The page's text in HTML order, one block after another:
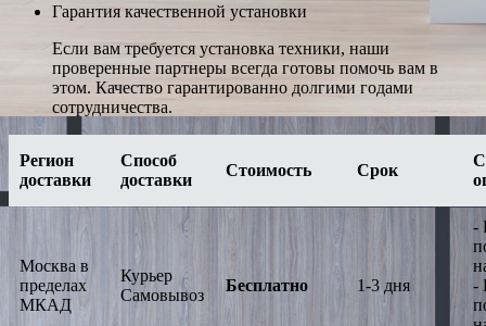
Гарантия качественной установки
Если вам требуется установка техники, наши
проверенные партнеры всегда готовы помочь вам в
этом. Качество гарантированно долгими годами
сотрудничества.
Регион
доставки
Способ
доставки
Стоимость Срок
Москва в
пределах
МКАД
Курьер
Самовывоз
Бесплатно 1-3 дня
-
-